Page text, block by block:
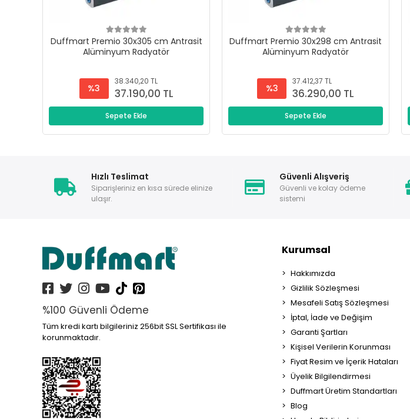
Duffmart Premio 30x305 cm Antrasit
Alüminyum Radyatör
%3
38.340,20 TL
37.190,00 TL
Sepete Ekle
Duffmart Premio 30x298 cm Antrasit
Alüminyum Radyatör
%3
37.412,37 TL
36.290,00 TL
Sepete Ekle
Hızlı Teslimat
Siparişleriniz en kısa sürede elinize
ulaşır.
Güvenli Alışveriş
Güvenli ve kolay ödeme
sistemi
%100 Güvenli Ödeme
Tüm kredi kartı bilgileriniz 256bit SSL Sertifikası ile
korunmaktadır.
Kurumsal
Hakkımızda
Gizlilik Sözleşmesi
Mesafeli Satış Sözleşmesi
İptal, İade ve Değişim
Garanti Şartları
Kişisel Verilerin Korunması
Fiyat Resim ve İçerik Hataları
Üyelik Bilgilendirmesi
Duffmart Üretim Standartları
Blog